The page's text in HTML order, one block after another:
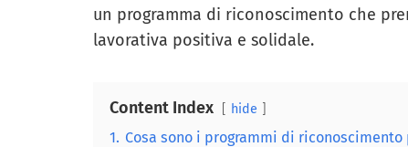
un programma di riconoscimento che
lavorativa positiva e solidale.
Content Index hide
1. Cosa sono i programmi di